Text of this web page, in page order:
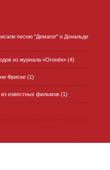
песню "Демагог" о Дональде
из журнала «Огонёк» (4)
Фриске (1)
известных фильмов (1)